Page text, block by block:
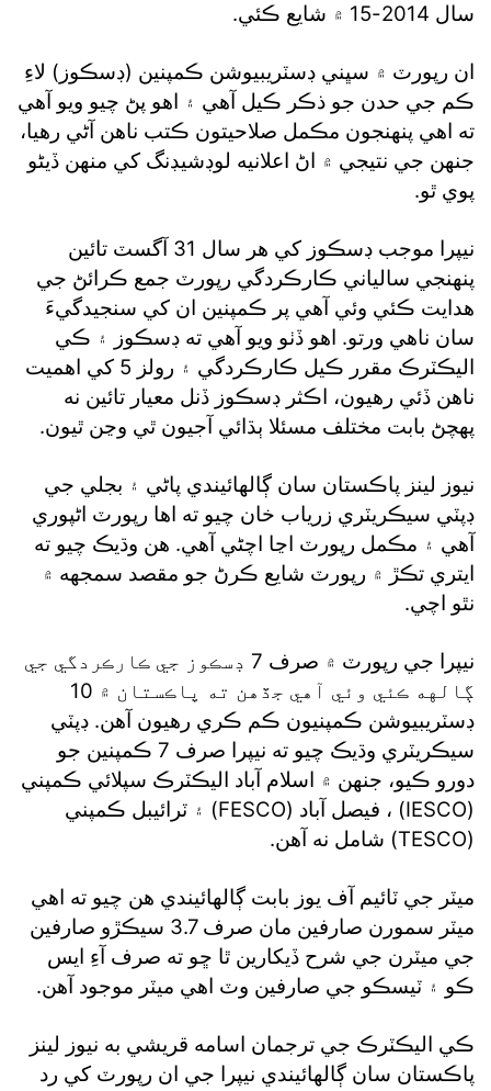
سال 2014-15 ۾ شايع ڪئي.
ان رپورٽ ۾ سڀني ڊسٽريبيوشن ڪمپنين (ڊسڪوز) لاءِ
ڪم جي حدن جو ذڪر ڪيل آهي ۽ اهو پڻ چيو ويو آهي
ته اهي پنهنجون مڪمل صلاحيتون ڪتب ناهن آڻي رهيا،
جنهن جي نتيجي ۾ اڻ اعلانيه لوڊشيڊنگ کي منهن ڏيڻو
پوي ٿو.
نيپرا موجب ڊسڪوز کي هر سال 31 آگسٽ تائين
پنهنجي سالياني ڪارڪردگي رپورٽ جمع ڪرائڻ جي
هدايت ڪئي وئي آهي پر ڪمپنين ان کي سنجيدگيءَ
سان ناهي ورتو. اهو ڏٺو ويو آهي ته ڊسڪوز ۽ ڪي
اليڪٽرڪ مقرر ڪيل ڪارڪردگي ۽ رولز 5 کي اهميت
ناهن ڏئي رهيون، اڪثر ڊسڪوز ڏنل معيار تائين نه
پهچڻ بابت مختلف مسئلا ٻڌائي آجيون ٿي وڃن ٿيون.
نيوز لينز پاڪستان سان ڳالهائيندي پاڻي ۽ بجلي جي
ڊپٽي سيڪريٽري زرياب خان چيو ته اها رپورٽ اڻپوري
آهي ۽ مڪمل رپورٽ اڃا اچڻي آهي. هن وڌيڪ چيو ته
ايتري تڪڙ ۾ رپورٽ شايع ڪرڻ جو مقصد سمجهه ۾
نٿو اچي.
نيپرا جي رپورٽ ۾ صرف 7 ڊسڪوز جي ڪارڪردگي جي
ڳالهه ڪئي وئي آهي جڏهن ته پاڪستان ۾ 10
ڊسٽريبيوشن ڪمپنيون ڪم ڪري رهيون آهن. ڊپٽي
سيڪريٽري وڌيڪ چيو ته نيپرا صرف 7 ڪمپنين جو
دورو ڪيو، جنهن ۾ اسلام آباد اليڪٽرڪ سپلائي ڪمپني
(IESCO) ، فيصل آباد (FESCO) ۽ ٽرائيبل ڪمپني
(TESCO) شامل نه آهن.
ميٽر جي ٽائيم آف يوز بابت ڳالهائيندي هن چيو ته اهي
ميٽر سمورن صارفين مان صرف 3.7 سيڪڙو صارفين
جي ميٽرن جي شرح ڏيکارين ٿا ڇو ته صرف آءِ ايس
ڪو ۽ ٽيسڪو جي صارفين وٽ اهي ميٽر موجود آهن.
ڪي اليڪٽرڪ جي ترجمان اسامه قريشي به نيوز لينز
پاڪستان سان ڳالهائيندي نيپرا جي ان رپورٽ کي رد